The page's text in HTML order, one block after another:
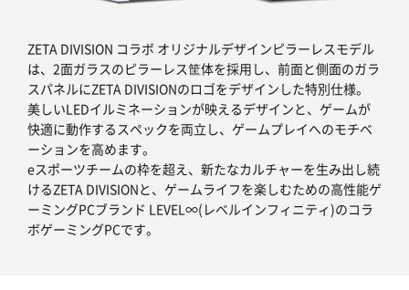
ZETA DIVISION コラボ オリジナルデザインピラーレスモデル
は、2面ガラスのピラーレス筐体を採用し、前面と側面のガラ
スパネルにZETA DIVISIONのロゴをデザインした特別仕様。
美しいLEDイルミネーションが映えるデザインと、ゲームが
快適に動作するスペックを両立し、ゲームプレイへのモチベ
ーションを高めます。
eスポーツチームの枠を超え、新たなカルチャーを生み出し続
けるZETA DIVISIONと、ゲームライフを楽しむための高性能ゲ
ーミングPCブランド LEVEL∞(レベルインフィニティ)のコラ
ボゲーミングPCです。